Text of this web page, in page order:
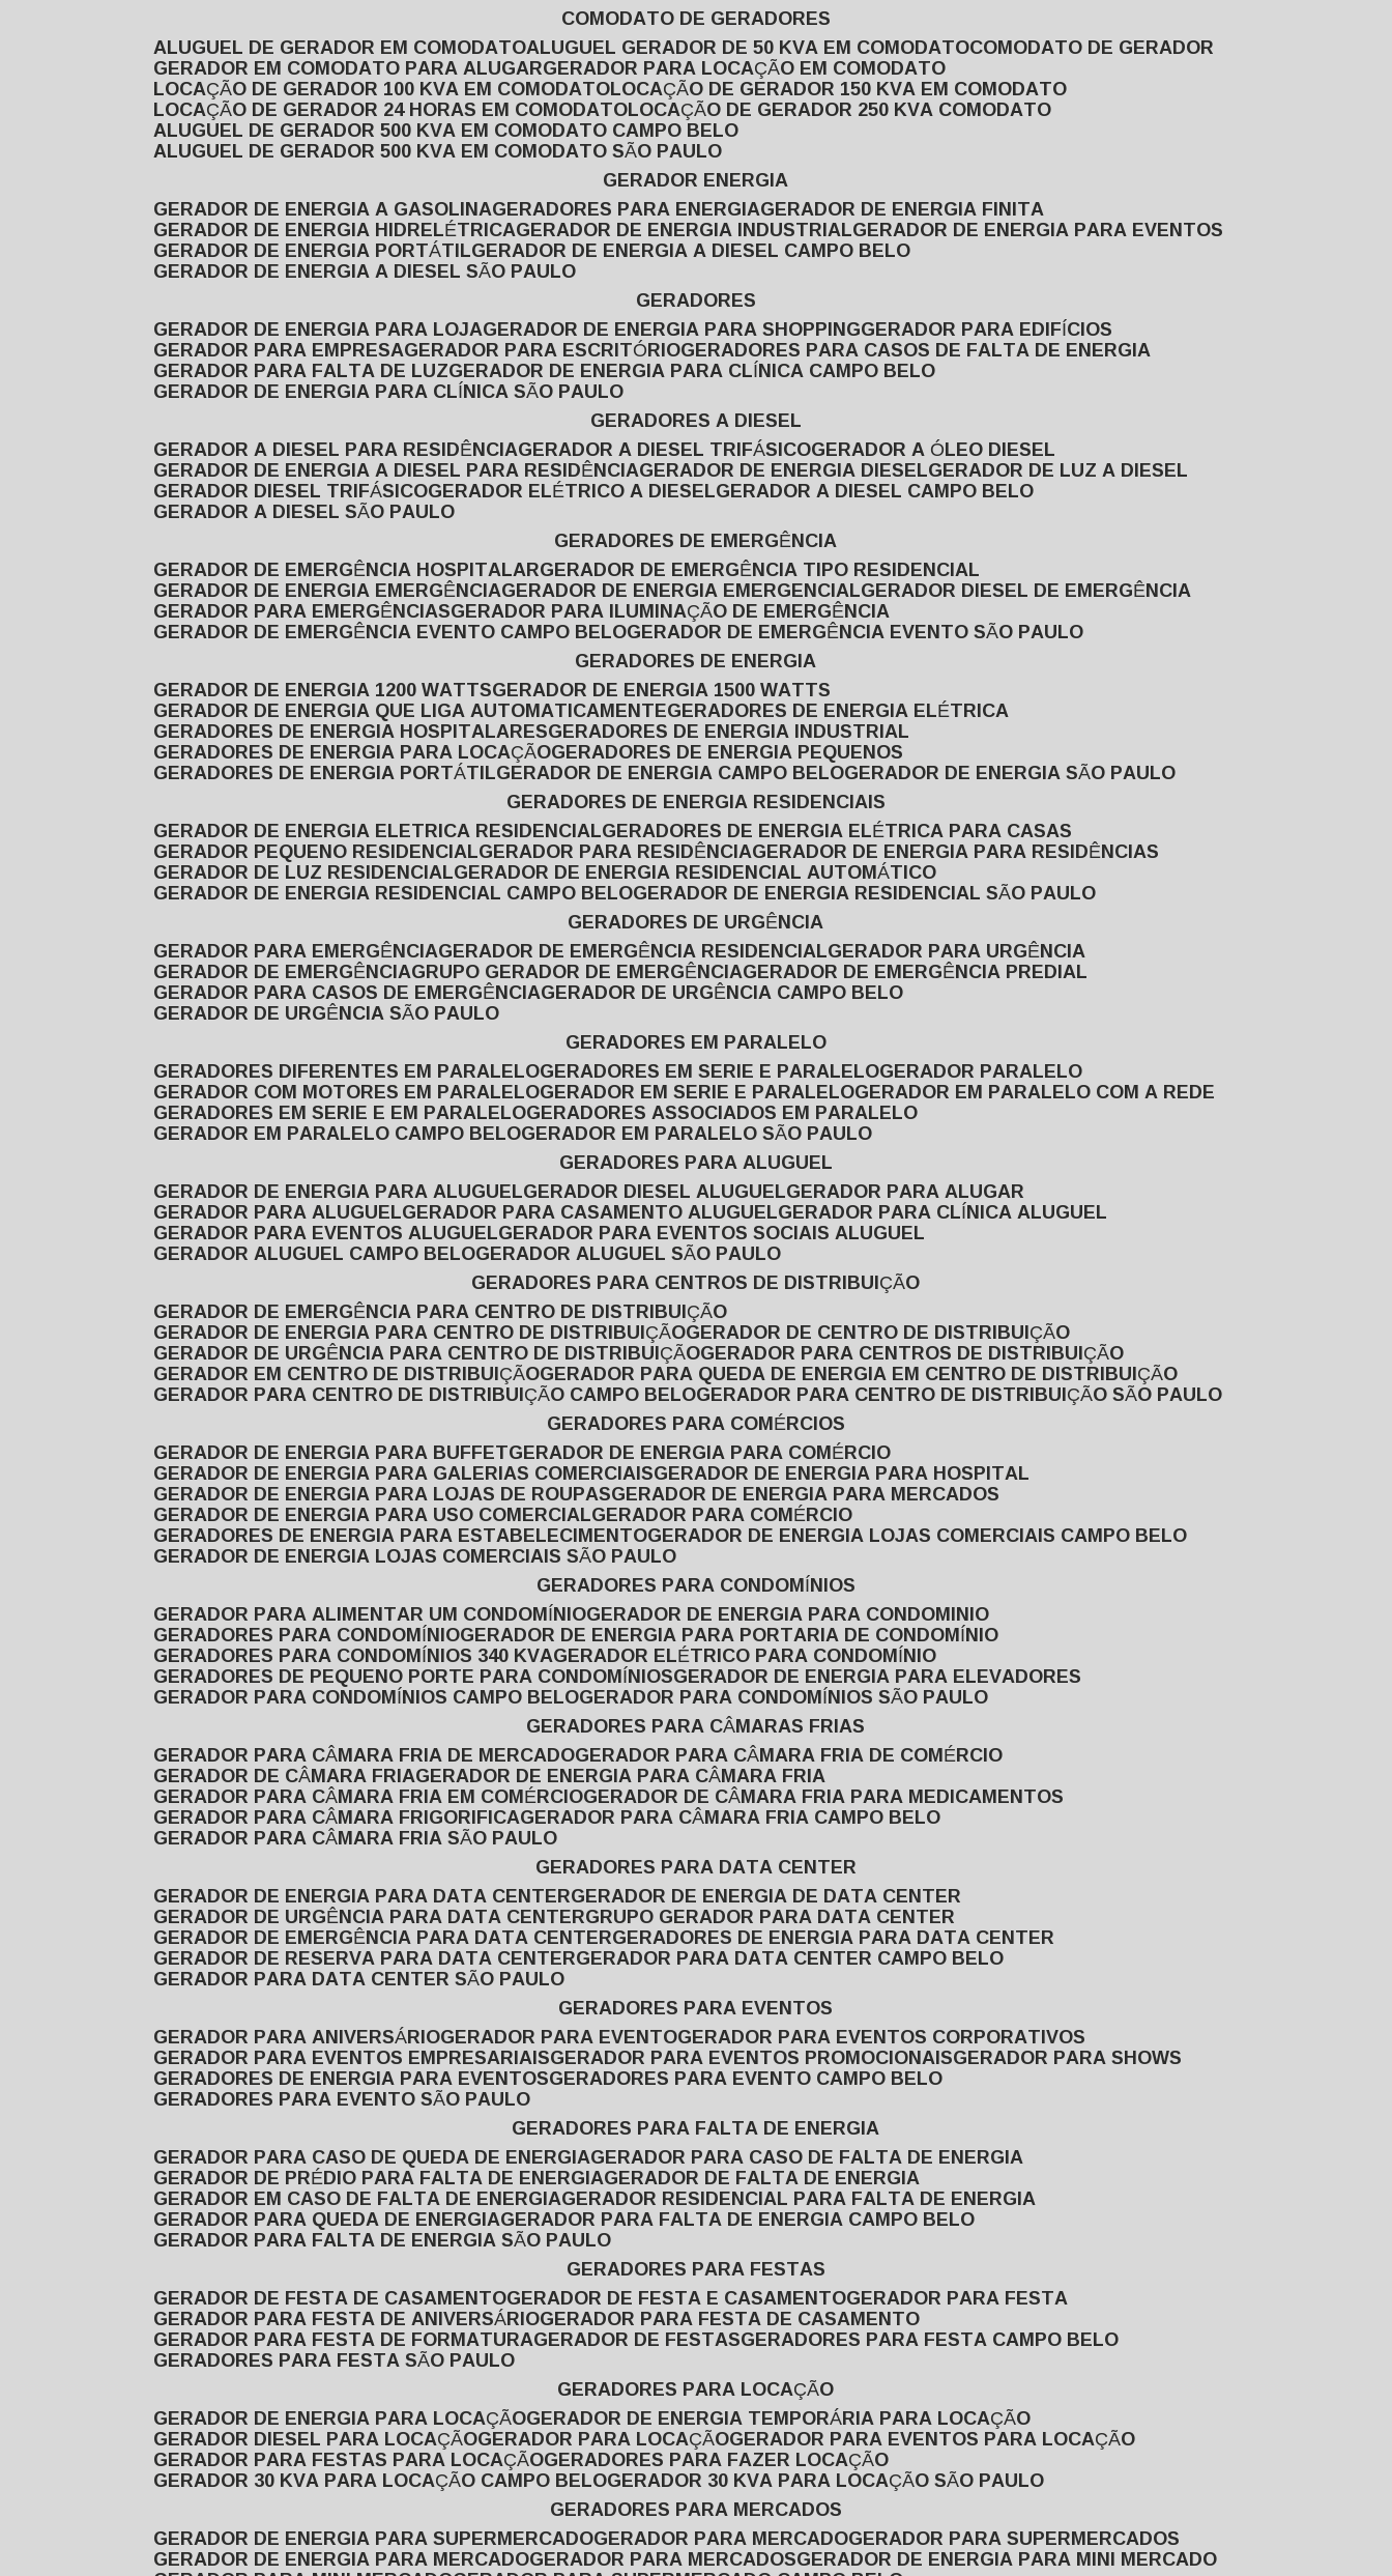
COMODATO DE GERADORES
ALUGUEL DE GERADOR EM COMODATO ALUGUEL GERADOR DE 50 KVA EM COMODATO COMODATO DE GERADOR
GERADOR EM COMODATO PARA ALUGAR GERADOR PARA LOCAÇÃO EM COMODATO
LOCAÇÃO DE GERADOR 100 KVA EM COMODATO LOCAÇÃO DE GERADOR 150 KVA EM COMODATO
LOCAÇÃO DE GERADOR 24 HORAS EM COMODATO LOCAÇÃO DE GERADOR 250 KVA COMODATO
ALUGUEL DE GERADOR 500 KVA EM COMODATO CAMPO BELO
ALUGUEL DE GERADOR 500 KVA EM COMODATO SÃO PAULO
GERADOR ENERGIA
GERADOR DE ENERGIA A GASOLINA GERADORES PARA ENERGIA GERADOR DE ENERGIA FINITA
GERADOR DE ENERGIA HIDRELÉTRICA GERADOR DE ENERGIA INDUSTRIAL GERADOR DE ENERGIA PARA EVENTOS
GERADOR DE ENERGIA PORTÁTIL GERADOR DE ENERGIA A DIESEL CAMPO BELO
GERADOR DE ENERGIA A DIESEL SÃO PAULO
GERADORES
GERADOR DE ENERGIA PARA LOJA GERADOR DE ENERGIA PARA SHOPPING GERADOR PARA EDIFÍCIOS
GERADOR PARA EMPRESA GERADOR PARA ESCRITÓRIO GERADORES PARA CASOS DE FALTA DE ENERGIA
GERADOR PARA FALTA DE LUZ GERADOR DE ENERGIA PARA CLÍNICA CAMPO BELO
GERADOR DE ENERGIA PARA CLÍNICA SÃO PAULO
GERADORES A DIESEL
GERADOR A DIESEL PARA RESIDÊNCIA GERADOR A DIESEL TRIFÁSICO GERADOR A ÓLEO DIESEL
GERADOR DE ENERGIA A DIESEL PARA RESIDÊNCIA GERADOR DE ENERGIA DIESEL GERADOR DE LUZ A DIESEL
GERADOR DIESEL TRIFÁSICO GERADOR ELÉTRICO A DIESEL GERADOR A DIESEL CAMPO BELO
GERADOR A DIESEL SÃO PAULO
GERADORES DE EMERGÊNCIA
GERADOR DE EMERGÊNCIA HOSPITALAR GERADOR DE EMERGÊNCIA TIPO RESIDENCIAL
GERADOR DE ENERGIA EMERGÊNCIA GERADOR DE ENERGIA EMERGENCIAL GERADOR DIESEL DE EMERGÊNCIA
GERADOR PARA EMERGÊNCIAS GERADOR PARA ILUMINAÇÃO DE EMERGÊNCIA
GERADOR DE EMERGÊNCIA EVENTO CAMPO BELO GERADOR DE EMERGÊNCIA EVENTO SÃO PAULO
GERADORES DE ENERGIA
GERADOR DE ENERGIA 1200 WATTS GERADOR DE ENERGIA 1500 WATTS
GERADOR DE ENERGIA QUE LIGA AUTOMATICAMENTE GERADORES DE ENERGIA ELÉTRICA
GERADORES DE ENERGIA HOSPITALARES GERADORES DE ENERGIA INDUSTRIAL
GERADORES DE ENERGIA PARA LOCAÇÃO GERADORES DE ENERGIA PEQUENOS
GERADORES DE ENERGIA PORTÁTIL GERADOR DE ENERGIA CAMPO BELO GERADOR DE ENERGIA SÃO PAULO
GERADORES DE ENERGIA RESIDENCIAIS
GERADOR DE ENERGIA ELETRICA RESIDENCIAL GERADORES DE ENERGIA ELÉTRICA PARA CASAS
GERADOR PEQUENO RESIDENCIAL GERADOR PARA RESIDÊNCIA GERADOR DE ENERGIA PARA RESIDÊNCIAS
GERADOR DE LUZ RESIDENCIAL GERADOR DE ENERGIA RESIDENCIAL AUTOMÁTICO
GERADOR DE ENERGIA RESIDENCIAL CAMPO BELO GERADOR DE ENERGIA RESIDENCIAL SÃO PAULO
GERADORES DE URGÊNCIA
GERADOR PARA EMERGÊNCIA GERADOR DE EMERGÊNCIA RESIDENCIAL GERADOR PARA URGÊNCIA
GERADOR DE EMERGÊNCIA GRUPO GERADOR DE EMERGÊNCIA GERADOR DE EMERGÊNCIA PREDIAL
GERADOR PARA CASOS DE EMERGÊNCIA GERADOR DE URGÊNCIA CAMPO BELO
GERADOR DE URGÊNCIA SÃO PAULO
GERADORES EM PARALELO
GERADORES DIFERENTES EM PARALELO GERADORES EM SERIE E PARALELO GERADOR PARALELO
GERADOR COM MOTORES EM PARALELO GERADOR EM SERIE E PARALELO GERADOR EM PARALELO COM A REDE
GERADORES EM SERIE E EM PARALELO GERADORES ASSOCIADOS EM PARALELO
GERADOR EM PARALELO CAMPO BELO GERADOR EM PARALELO SÃO PAULO
GERADORES PARA ALUGUEL
GERADOR DE ENERGIA PARA ALUGUEL GERADOR DIESEL ALUGUEL GERADOR PARA ALUGAR
GERADOR PARA ALUGUEL GERADOR PARA CASAMENTO ALUGUEL GERADOR PARA CLÍNICA ALUGUEL
GERADOR PARA EVENTOS ALUGUEL GERADOR PARA EVENTOS SOCIAIS ALUGUEL
GERADOR ALUGUEL CAMPO BELO GERADOR ALUGUEL SÃO PAULO
GERADORES PARA CENTROS DE DISTRIBUIÇÃO
GERADOR DE EMERGÊNCIA PARA CENTRO DE DISTRIBUIÇÃO
GERADOR DE ENERGIA PARA CENTRO DE DISTRIBUIÇÃO GERADOR DE CENTRO DE DISTRIBUIÇÃO
GERADOR DE URGÊNCIA PARA CENTRO DE DISTRIBUIÇÃO GERADOR PARA CENTROS DE DISTRIBUIÇÃO
GERADOR EM CENTRO DE DISTRIBUIÇÃO GERADOR PARA QUEDA DE ENERGIA EM CENTRO DE DISTRIBUIÇÃO
GERADOR PARA CENTRO DE DISTRIBUIÇÃO CAMPO BELO GERADOR PARA CENTRO DE DISTRIBUIÇÃO SÃO PAULO
GERADORES PARA COMÉRCIOS
GERADOR DE ENERGIA PARA BUFFET GERADOR DE ENERGIA PARA COMÉRCIO
GERADOR DE ENERGIA PARA GALERIAS COMERCIAIS GERADOR DE ENERGIA PARA HOSPITAL
GERADOR DE ENERGIA PARA LOJAS DE ROUPAS GERADOR DE ENERGIA PARA MERCADOS
GERADOR DE ENERGIA PARA USO COMERCIAL GERADOR PARA COMÉRCIO
GERADORES DE ENERGIA PARA ESTABELECIMENTO GERADOR DE ENERGIA LOJAS COMERCIAIS CAMPO BELO
GERADOR DE ENERGIA LOJAS COMERCIAIS SÃO PAULO
GERADORES PARA CONDOMÍNIOS
GERADOR PARA ALIMENTAR UM CONDOMÍNIO GERADOR DE ENERGIA PARA CONDOMINIO
GERADORES PARA CONDOMÍNIO GERADOR DE ENERGIA PARA PORTARIA DE CONDOMÍNIO
GERADORES PARA CONDOMÍNIOS 340 KVA GERADOR ELÉTRICO PARA CONDOMÍNIO
GERADORES DE PEQUENO PORTE PARA CONDOMÍNIOS GERADOR DE ENERGIA PARA ELEVADORES
GERADOR PARA CONDOMÍNIOS CAMPO BELO GERADOR PARA CONDOMÍNIOS SÃO PAULO
GERADORES PARA CÂMARAS FRIAS
GERADOR PARA CÂMARA FRIA DE MERCADO GERADOR PARA CÂMARA FRIA DE COMÉRCIO
GERADOR DE CÂMARA FRIA GERADOR DE ENERGIA PARA CÂMARA FRIA
GERADOR PARA CÂMARA FRIA EM COMÉRCIO GERADOR DE CÂMARA FRIA PARA MEDICAMENTOS
GERADOR PARA CÂMARA FRIGORIFICA GERADOR PARA CÂMARA FRIA CAMPO BELO
GERADOR PARA CÂMARA FRIA SÃO PAULO
GERADORES PARA DATA CENTER
GERADOR DE ENERGIA PARA DATA CENTER GERADOR DE ENERGIA DE DATA CENTER
GERADOR DE URGÊNCIA PARA DATA CENTER GRUPO GERADOR PARA DATA CENTER
GERADOR DE EMERGÊNCIA PARA DATA CENTER GERADORES DE ENERGIA PARA DATA CENTER
GERADOR DE RESERVA PARA DATA CENTER GERADOR PARA DATA CENTER CAMPO BELO
GERADOR PARA DATA CENTER SÃO PAULO
GERADORES PARA EVENTOS
GERADOR PARA ANIVERSÁRIO GERADOR PARA EVENTO GERADOR PARA EVENTOS CORPORATIVOS
GERADOR PARA EVENTOS EMPRESARIAIS GERADOR PARA EVENTOS PROMOCIONAIS GERADOR PARA SHOWS
GERADORES DE ENERGIA PARA EVENTOS GERADORES PARA EVENTO CAMPO BELO
GERADORES PARA EVENTO SÃO PAULO
GERADORES PARA FALTA DE ENERGIA
GERADOR PARA CASO DE QUEDA DE ENERGIA GERADOR PARA CASO DE FALTA DE ENERGIA
GERADOR DE PRÉDIO PARA FALTA DE ENERGIA GERADOR DE FALTA DE ENERGIA
GERADOR EM CASO DE FALTA DE ENERGIA GERADOR RESIDENCIAL PARA FALTA DE ENERGIA
GERADOR PARA QUEDA DE ENERGIA GERADOR PARA FALTA DE ENERGIA CAMPO BELO
GERADOR PARA FALTA DE ENERGIA SÃO PAULO
GERADORES PARA FESTAS
GERADOR DE FESTA DE CASAMENTO GERADOR DE FESTA E CASAMENTO GERADOR PARA FESTA
GERADOR PARA FESTA DE ANIVERSÁRIO GERADOR PARA FESTA DE CASAMENTO
GERADOR PARA FESTA DE FORMATURA GERADOR DE FESTAS GERADORES PARA FESTA CAMPO BELO
GERADORES PARA FESTA SÃO PAULO
GERADORES PARA LOCAÇÃO
GERADOR DE ENERGIA PARA LOCAÇÃO GERADOR DE ENERGIA TEMPORÁRIA PARA LOCAÇÃO
GERADOR DIESEL PARA LOCAÇÃO GERADOR PARA LOCAÇÃO GERADOR PARA EVENTOS PARA LOCAÇÃO
GERADOR PARA FESTAS PARA LOCAÇÃO GERADORES PARA FAZER LOCAÇÃO
GERADOR 30 KVA PARA LOCAÇÃO CAMPO BELO GERADOR 30 KVA PARA LOCAÇÃO SÃO PAULO
GERADORES PARA MERCADOS
GERADOR DE ENERGIA PARA SUPERMERCADO GERADOR PARA MERCADO GERADOR PARA SUPERMERCADOS
GERADOR DE ENERGIA PARA MERCADO GERADOR PARA MERCADOS GERADOR DE ENERGIA PARA MINI MERCADO